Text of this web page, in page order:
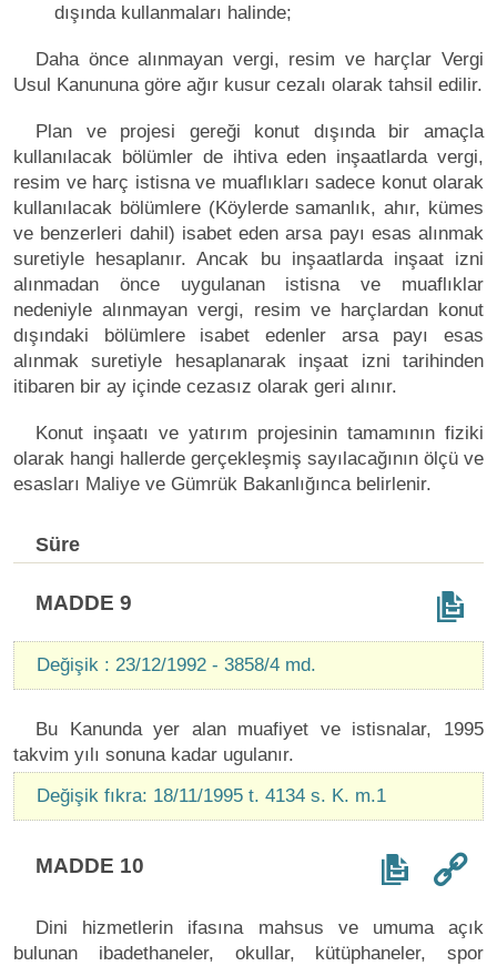
dışında kullanmaları halinde;
Daha önce alınmayan vergi, resim ve harçlar Vergi
Usul Kanununa göre ağır kusur cezalı olarak tahsil edilir.
Plan ve projesi gereği konut dışında bir amaçla
kullanılacak bölümler de ihtiva eden inşaatlarda vergi,
resim ve harç istisna ve muaflıkları sadece konut olarak
kullanılacak bölümlere (Köylerde samanlık, ahır, kümes
ve benzerleri dahil) isabet eden arsa payı esas alınmak
suretiyle hesaplanır. Ancak bu inşaatlarda inşaat izni
alınmadan önce uygulanan istisna ve muaflıklar
nedeniyle alınmayan vergi, resim ve harçlardan konut
dışındaki bölümlere isabet edenler arsa payı esas
alınmak suretiyle hesaplanarak inşaat izni tarihinden
itibaren bir ay içinde cezasız olarak geri alınır.
Konut inşaatı ve yatırım projesinin tamamının fiziki
olarak hangi hallerde gerçekleşmiş sayılacağının ölçü ve
esasları Maliye ve Gümrük Bakanlığınca belirlenir.
Süre
MADDE 9
Değişik : 23/12/1992 - 3858/4 md.
Bu Kanunda yer alan muafiyet ve istisnalar, 1995
takvim yılı sonuna kadar ugulanır.
Değişik fıkra: 18/11/1995 t. 4134 s. K. m.1
MADDE 10
Dini hizmetlerin ifasına mahsus ve umuma açık
bulunan ibadethaneler, okullar, kütüphaneler, spor